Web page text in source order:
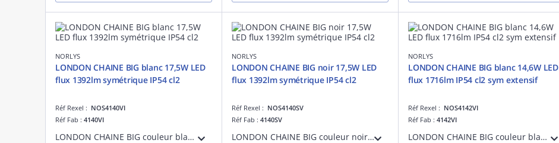
NORLYS
LONDON CHAINE BIG blanc 17,5W LED
flux 1392lm symétrique IP54 cl2
Réf Rexel : NOS4140VI
Réf Fab : 4140VI
LONDON CHAINE BIG couleur blanc 17,5W LED flux utile 1392lm symétrique IP54 classe II
NORLYS
LONDON CHAINE BIG noir 17,5W LED
flux 1392lm symétrique IP54 cl2
Réf Rexel : NOS4140SV
Réf Fab : 4140SV
LONDON CHAINE BIG couleur noir 17,5W LED flux utile 1392lm symétrique IP54 classe II
NORLYS
LONDON CHAINE BIG blanc 14,6W LED
flux 1716lm IP54 cl2 sym extensif
Réf Rexel : NOS4142VI
Réf Fab : 4142VI
LONDON CHAINE BIG couleur blanc 14,6W LED flux utile 1716lm symétrique extensif IP54 classe II